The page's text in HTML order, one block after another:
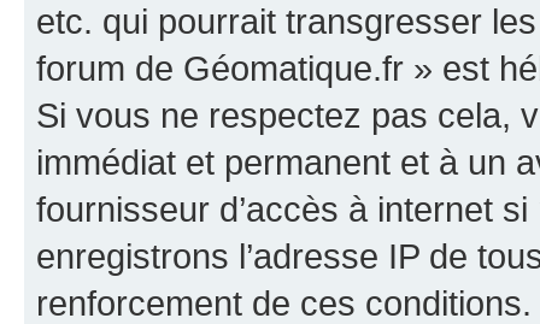
etc. qui pourrait transgresser
forum de Géomatique.fr » est
Si vous ne respectez pas cela,
immédiat et permanent et à un
fournisseur d’accès à internet
enregistrons l’adresse IP de
renforcement de ces